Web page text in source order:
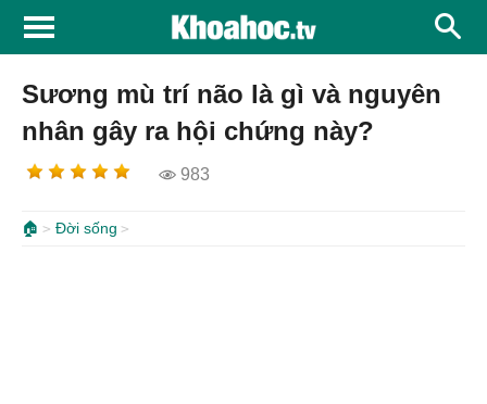
Sương mù trí não là gì và nguyên
nhân gây ra hội chứng này?
983
🏠 Đời sống